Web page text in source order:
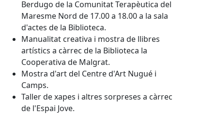
Berdugo de la Comunitat Terapèutica del
Maresme Nord de 17.00 a 18.00 a la sala
d'actes de la Biblioteca.
Manualitat creativa i mostra de llibres
artístics a càrrec de la Biblioteca la
Cooperativa de Malgrat.
Mostra d'art del Centre d'Art Nugué i
Camps.
Taller de xapes i altres sorpreses a càrrec
de l'Espai Jove.